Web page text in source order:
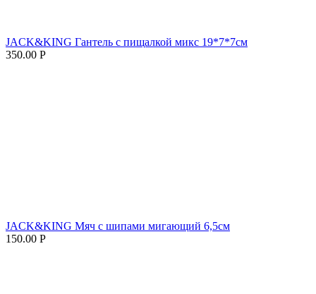
JACK&KING Гантель с пищалкой микс 19*7*7см
350.00 Р
JACK&KING Мяч с шипами мигающий 6,5см
150.00 Р